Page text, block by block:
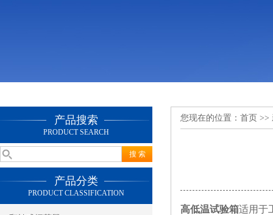
产品搜索
PRODUCT SEARCH
产品分类
PRODUCT CLASSIFICATION
您现在的位置： 首页 >>
高低温试验箱适用于